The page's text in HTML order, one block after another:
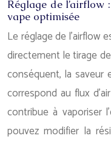
Réglage de
vape optimisée
Le réglage de l’airflow
directement le tirage
conséquent, la saveur
correspond au flux
contribue à vaporiser
pouvez modifier la